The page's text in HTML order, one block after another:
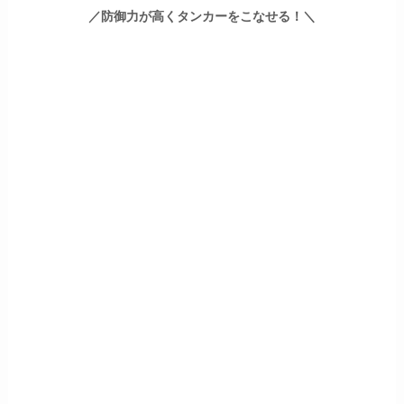
／防御力が高くタンカーをこなせる！＼